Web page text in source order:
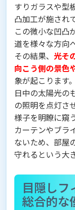
すりガラスや型
凸加工が施され
この微小な凹凸
道を様々な方向
その結果、 光そ
向こう側の景色
象が起こります。
日中の太陽光の
の照明を点灯さ
様子を明瞭に窺
カーテンやブラ
ないため、部屋
守れるという大
目隠しフ
総合的な